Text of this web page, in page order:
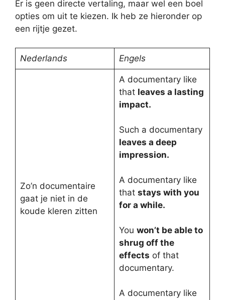
Er is geen directe vertaling, maar wel een boel
opties om uit te kiezen. Ik heb ze hieronder op
een rijtje gezet.
Nederlands Engels
Zo’n documentaire
gaat je niet in de
koude kleren zitten
A documentary like
that leaves a lasting
impact.
Such a documentary
leaves a deep
impression.
A documentary like
that stays with you
for a while.
You won’t be able to
shrug off the
effects of that
documentary.
A documentary like